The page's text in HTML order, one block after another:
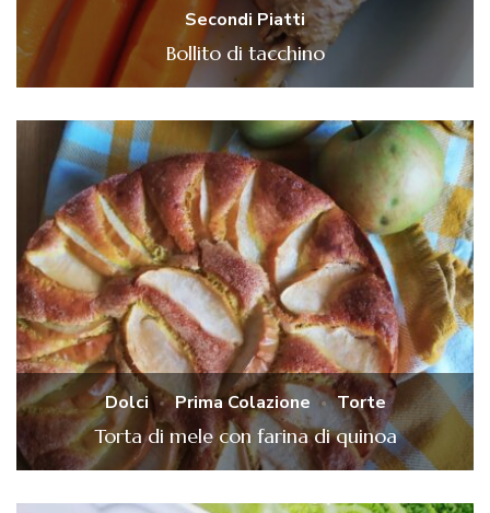
Secondi Piatti
Bollito di tacchino
Dolci Prima Colazione Torte
Torta di mele con farina di quinoa